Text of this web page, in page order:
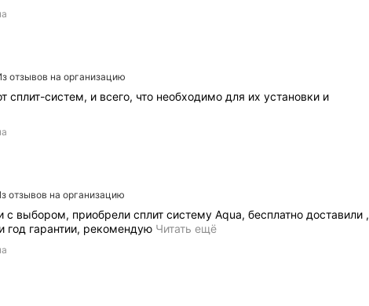
отзывов на организацию
сплит-систем, и всего, что необходимо для их установки и
отзывов на организацию
выбором, приобрели сплит систему Aqua, бесплатно доставили ,
год гарантии, рекомендую Читать ещёК